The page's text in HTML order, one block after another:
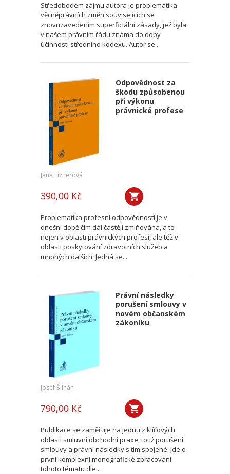
Středobodem zájmu autora je problematika
věcněprávních změn souvisejících se
znovuzavedením superficiální zásady, jež byla
v našem právním řádu známa do doby
účinnosti středního kodexu. Autor se...
Odpovědnost za
škodu způsobenou
při výkonu
právnické profese
Jana Líznerová
390,00 Kč
Problematika profesní odpovědnosti je v
dnešní době čím dál častěji zmiňována, a to
nejen v oblasti právnických profesí, ale též v
oblasti poskytování zdravotních služeb a
mnohých dalších. Jedná se...
Právní následky
porušení smlouvy v
novém občanském
zákoníku
Josef Šilhán
790,00 Kč
Publikace se zaměřuje na jednu z klíčových
oblastí smluvní obchodní praxe, totiž porušení
smlouvy a právní následky s tím spojené. Jde o
první komplexní monografické zpracování
tohoto tématu dle...